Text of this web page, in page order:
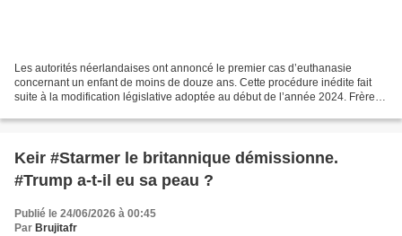
Les autorités néerlandaises ont annoncé le premier cas d’euthanasie
concernant un enfant de moins de douze ans. Cette procédure inédite fait
suite à la modification législative adoptée au début de l’année 2024. Frères
Keir #Starmer le britannique démissionne.
#Trump a-t-il eu sa peau ?
Publié le 24/06/2026 à 00:45
Par Brujitafr